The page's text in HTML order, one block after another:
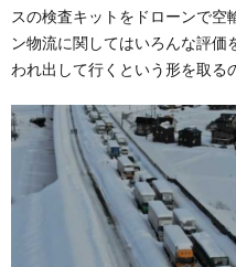
スの検査キットをドローンで空
ン物流に関してはいろんな評価
われ出して行くという形を取る